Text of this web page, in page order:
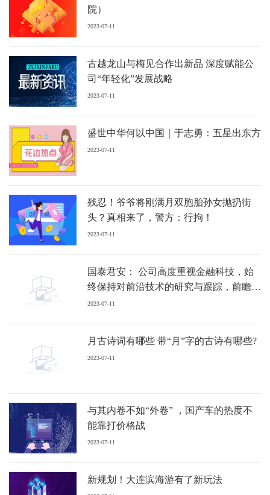
院）
2023-07-11
古越龙山与梅见合作出新品 深度赋能公
司“年轻化”发展战略
2023-07-11
盛世中华何以中国｜于志勇：五星出东方
2023-07-11
残忍！爷爷将刚满月双胞胎孙女抛扔街
头？真相来了，警方：行拘！
2023-07-11
国泰君安： 公司高度重视金融科技，始
终保持对前沿技术的研究与跟踪，前瞻布
局和应用各类领先数字科技
2023-07-11
月古诗词有哪些 带“月”字的古诗有哪些?
2023-07-11
与其内卷不如“外卷” ，国产车的热度不
能靠打价格战
2023-07-11
新规划！大连滨海游有了新玩法